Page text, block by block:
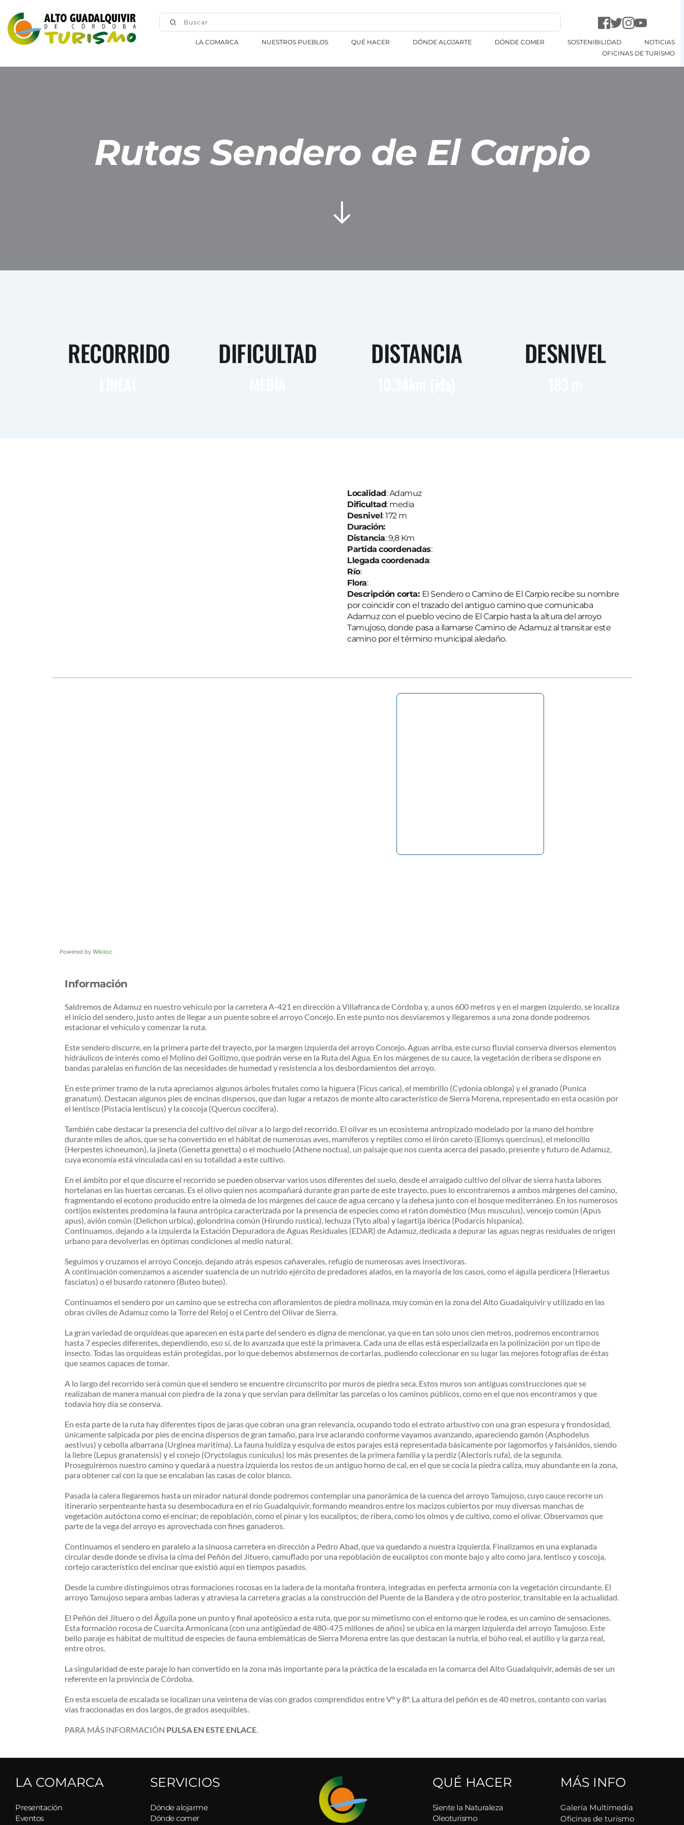
Buscar
LA COMARCA NUESTROS PUEBLOS QUÉ HACER DÓNDE ALOJARTE DÓNDE COMER SOSTENIBILIDAD
NOTICIAS
OFICINAS DE TURISMO
Rutas Sendero de El Carpio
RECORRIDO DIFICULTAD DISTANCIA DESNIVEL
Localidad: Adamuz
Dificultad: media
Desnivel: 172 m
Duración:
Distancia: 9,8 Km
Partida coordenadas:
Llegada coordenada:
Río:
Flora:
Descripción corta: El Sendero o Camino de El Carpio recibe su nombre
por coincidir con el trazado del antiguo camino que comunicaba
Adamuz con el pueblo vecino de El Carpio hasta la altura del arroyo
Tamujoso, donde pasa a llamarse Camino de Adamuz al transitar este
camino por el término municipal aledaño.
Powered by Wikiloc
Información
Saldremos de Adamuz en nuestro vehículo por la carretera A-421 en dirección a Villafranca de Córdoba y, a unos 600 metros y en el margen izquierdo, se localiza
el inicio del sendero, justo antes de llegar a un puente sobre el arroyo Concejo. En este punto nos desviaremos y llegaremos a una zona donde podremos
estacionar el vehículo y comenzar la ruta.
Este sendero discurre, en la primera parte del trayecto, por la margen izquierda del arroyo Concejo. Aguas arriba, este curso fluvial conserva diversos elementos
hidráulicos de interés como el Molino del Gollizno, que podrán verse en la Ruta del Agua. En los márgenes de su cauce, la vegetación de ribera se dispone en
bandas paralelas en función de las necesidades de humedad y resistencia a los desbordamientos del arroyo.
En este primer tramo de la ruta apreciamos algunos árboles frutales como la higuera (Ficus carica), el membrillo (Cydonia oblonga) y el granado (Punica
granatum). Destacan algunos pies de encinas dispersos, que dan lugar a retazos de monte alto característico de Sierra Morena, representado en esta ocasión por
el lentisco (Pistacia lentiscus) y la coscoja (Quercus coccifera).
También cabe destacar la presencia del cultivo del olivar a lo largo del recorrido. El olivar es un ecosistema antropizado modelado por la mano del hombre
durante miles de años, que se ha convertido en el hábitat de numerosas aves, mamíferos y reptiles como el lirón careto (Eliomys quercinus), el meloncillo
(Herpestes ichneumon), la jineta (Genetta genetta) o el mochuelo (Athene noctua), un paisaje que nos cuenta acerca del pasado, presente y futuro de Adamuz,
cuya economía está vinculada casi en su totalidad a este cultivo.
En el ámbito por el que discurre el recorrido se pueden observar varios usos diferentes del suelo, desde el arraigado cultivo del olivar de sierra hasta labores
hortelanas en las huertas cercanas. Es el olivo quien nos acompañará durante gran parte de este trayecto, pues lo encontraremos a ambos márgenes del camino,
fragmentando el ecotono producido entre la olmeda de los márgenes del cauce de agua cercano y la dehesa junto con el bosque mediterráneo. En los numerosos
cortijos existentes predomina la fauna antrópica caracterizada por la presencia de especies como el ratón doméstico (Mus musculus), vencejo común (Apus
apus), avión común (Delichon urbica), golondrina común (Hirundo rustica), lechuza (Tyto alba) y lagartija ibérica (Podarcis hispanica).
Continuamos, dejando a la izquierda la Estación Depuradora de Aguas Residuales (EDAR) de Adamuz, dedicada a depurar las aguas negras residuales de origen
urbano para devolverlas en óptimas condiciones al medio natural.
Seguimos y cruzamos el arroyo Concejo, dejando atrás espesos cañaverales, refugio de numerosas aves insectívoras.
A continuación comenzamos a ascender suatencia de un nutrido ejército de predadores alados, en la mayoría de los casos, como el águila perdicera (Hieraetus
fasciatus) o el busardo ratonero (Buteo buteo).
Continuamos el sendero por un camino que se estrecha con afloramientos de piedra molinaza, muy común en la zona del Alto Guadalquivir y utilizado en las
obras civiles de Adamuz como la Torre del Reloj o el Centro del Olivar de Sierra.
La gran variedad de orquídeas que aparecen en esta parte del sendero es digna de mencionar, ya que en tan solo unos cien metros, podremos encontrarnos
hasta 7 especies diferentes, dependiendo, eso sí, de lo avanzada que esté la primavera. Cada una de ellas está especializada en la polinización por un tipo de
insecto. Todas las orquídeas están protegidas, por lo que debemos abstenernos de cortarlas, pudiendo coleccionar en su lugar las mejores fotografías de éstas
que seamos capaces de tomar.
A lo largo del recorrido será común que el sendero se encuentre circunscrito por muros de piedra seca. Estos muros son antiguas construcciones que se
realizaban de manera manual con piedra de la zona y que servían para delimitar las parcelas o los caminos públicos, como en el que nos encontramos y que
todavía hoy día se conserva.
En esta parte de la ruta hay diferentes tipos de jaras que cobran una gran relevancia, ocupando todo el estrato arbustivo con una gran espesura y frondosidad,
únicamente salpicada por pies de encina dispersos de gran tamaño, para irse aclarando conforme vayamos avanzando, apareciendo gamón (Asphodelus
aestivus) y cebolla albarrana (Urginea maritima). La fauna huidiza y esquiva de estos parajes está representada básicamente por lagomorfos y faisánidos, siendo
la liebre (Lepus granatensis) y el conejo (Oryctolagus cuniculus) los más presentes de la primera familia y la perdiz (Alectoris rufa), de la segunda.
Proseguiremos nuestro camino y quedará a nuestra izquierda los restos de un antiguo horno de cal, en el que se cocía la piedra caliza, muy abundante en la zona,
para obtener cal con la que se encalaban las casas de color blanco.
Pasada la calera llegaremos hasta un mirador natural donde podremos contemplar una panorámica de la cuenca del arroyo Tamujoso, cuyo cauce recorre un
itinerario serpenteante hasta su desembocadura en el río Guadalquivir, formando meandros entre los macizos cubiertos por muy diversas manchas de
vegetación autóctona como el encinar; de repoblación, como el pinar y los eucaliptos; de ribera, como los olmos y de cultivo, como el olivar. Observamos que
parte de la vega del arroyo es aprovechada con fines ganaderos.
Continuamos el sendero en paralelo a la sinuosa carretera en dirección a Pedro Abad, que va quedando a nuestra izquierda. Finalizamos en una explanada
circular desde donde se divisa la cima del Peñón del Jituero, camuflado por una repoblación de eucaliptos con monte bajo y alto como jara, lentisco y coscoja,
cortejo característico del encinar que existió aquí en tiempos pasados.
Desde la cumbre distinguimos otras formaciones rocosas en la ladera de la montaña frontera, integradas en perfecta armonía con la vegetación circundante. El
arroyo Tamujoso separa ambas laderas y atraviesa la carretera gracias a la construcción del Puente de la Bandera y de otro posterior, transitable en la actualidad.
El Peñón del Jituero o del Águila pone un punto y final apoteósico a esta ruta, que por su mimetismo con el entorno que le rodea, es un camino de sensaciones.
Esta formación rocosa de Cuarcita Armonicana (con una antigüedad de 480-475 millones de años) se ubica en la margen izquierda del arroyo Tamujoso. Este
bello paraje es hábitat de multitud de especies de fauna emblemáticas de Sierra Morena entre las que destacan la nutria, el búho real, el autillo y la garza real,
entre otros.
La singularidad de este paraje lo han convertido en la zona más importante para la práctica de la escalada en la comarca del Alto Guadalquivir, además de ser un
referente en la provincia de Córdoba.
En esta escuela de escalada se localizan una veintena de vías con grados comprendidos entre Vº y 8º. La altura del peñón es de 40 metros, contanto con varias
vías fraccionadas en dos largos, de grados asequibles.
PARA MÁS INFORMACIÓN PULSA EN ESTE ENLACE.
LA COMARCA
Presentación
Eventos
SERVICIOS
Dónde alojarme
Dónde comer
QUÉ HACER
Siente la Naturaleza
Oleoturismo
MÁS INFO
Galería Multimedia
Oficinas de turismo